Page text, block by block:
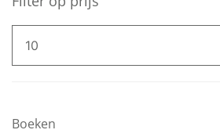
Boeken